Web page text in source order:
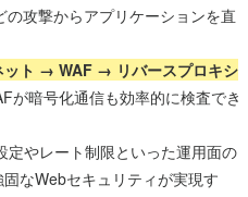
攻撃からアプリケーションを直
ット → WAF → リバースプロキシ
が暗号化通信も効率的に検査でき
定やレート制限といった運用面の
なWebセキュリティが実現す